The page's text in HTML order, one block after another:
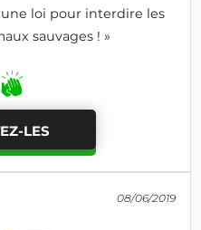
loi pour interdire les
cirques avec animaux sauvages ! »
LES
08/06/2019